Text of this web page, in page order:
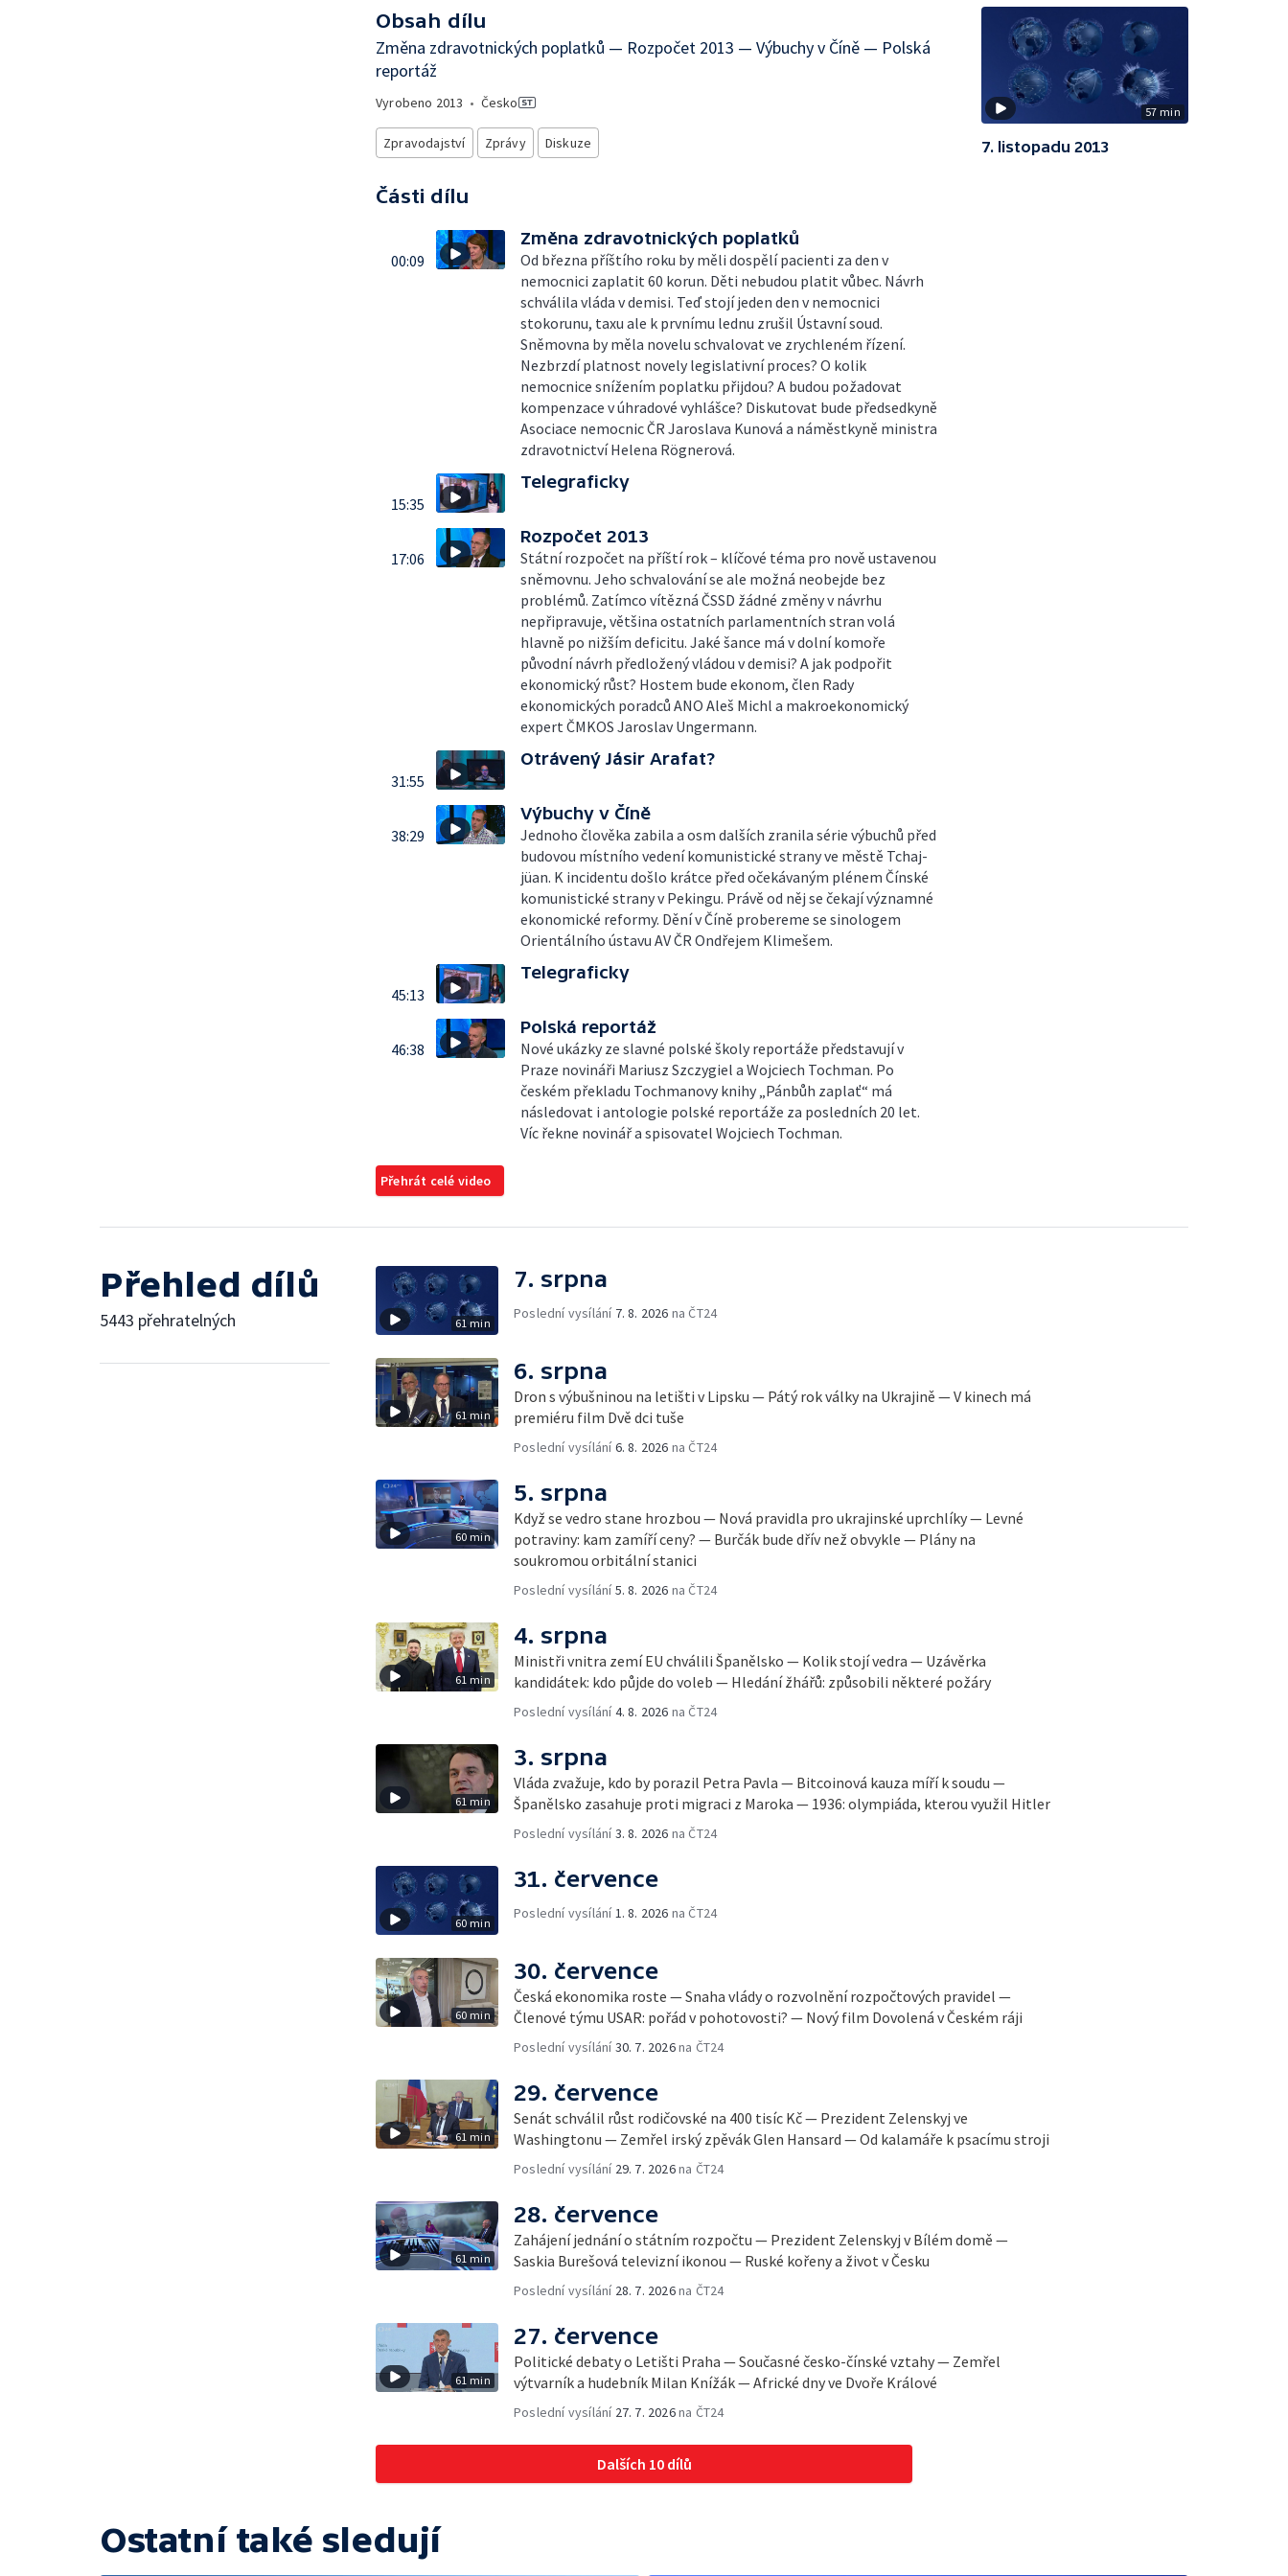
Obsah dílu
Změna zdravotnických poplatků — Rozpočet 2013 — Výbuchy v Číně — Polská
reportáž
Vyrobeno 2013 • Česko
Zpravodajství Zprávy Diskuze
Části dílu
00:09
Změna zdravotnických poplatků
Od března příštího roku by měli dospělí pacienti za den v
nemocnici zaplatit 60 korun. Děti nebudou platit vůbec. Návrh
schválila vláda v demisi. Teď stojí jeden den v nemocnici
stokorunu, taxu ale k prvnímu lednu zrušil Ústavní soud.
Sněmovna by měla novelu schvalovat ve zrychleném řízení.
Nezbrzdí platnost novely legislativní proces? O kolik
nemocnice snížením poplatku přijdou? A budou požadovat
kompenzace v úhradové vyhlášce? Diskutovat bude předsedkyně
Asociace nemocnic ČR Jaroslava Kunová a náměstkyně ministra
zdravotnictví Helena Rögnerová.
15:35
Telegraficky
17:06
Rozpočet 2013
Státní rozpočet na příští rok – klíčové téma pro nově ustavenou
sněmovnu. Jeho schvalování se ale možná neobejde bez
problémů. Zatímco vítězná ČSSD žádné změny v návrhu
nepřipravuje, většina ostatních parlamentních stran volá
hlavně po nižším deficitu. Jaké šance má v dolní komoře
původní návrh předložený vládou v demisi? A jak podpořit
ekonomický růst? Hostem bude ekonom, člen Rady
ekonomických poradců ANO Aleš Michl a makroekonomický
expert ČMKOS Jaroslav Ungermann.
31:55
Otrávený Jásir Arafat?
38:29
Výbuchy v Číně
Jednoho člověka zabila a osm dalších zranila série výbuchů před
budovou místního vedení komunistické strany ve městě Tchaj-
jüan. K incidentu došlo krátce před očekávaným plénem Čínské
komunistické strany v Pekingu. Právě od něj se čekají významné
ekonomické reformy. Dění v Číně probereme se sinologem
Orientálního ústavu AV ČR Ondřejem Klimešem.
45:13
Telegraficky
46:38
Polská reportáž
Nové ukázky ze slavné polské školy reportáže představují v
Praze novináři Mariusz Szczygiel a Wojciech Tochman. Po
českém překladu Tochmanovy knihy „Pánbůh zaplať“ má
následovat i antologie polské reportáže za posledních 20 let.
Víc řekne novinář a spisovatel Wojciech Tochman.
Přehrát celé video
57 min
7. listopadu 2013
Přehled dílů
5443 přehratelných 61 min
7. srpna
Poslední vysílání 7. 8. 2026 na ČT24
61 min
6. srpna
Dron s výbušninou na letišti v Lipsku — Pátý rok války na Ukrajině — V kinech má
premiéru film Dvě dci tuše
Poslední vysílání6. 8. 2026 na ČT24
60 min
5. srpna
Když se vedro stane hrozbou — Nová pravidla pro ukrajinské uprchlíky — Levné
potraviny: kam zamíří ceny? — Burčák bude dřív než obvykle — Plány na
soukromou orbitální stanici
Poslední vysílání5. 8. 2026 na ČT24
61 min
4. srpna
Ministři vnitra zemí EU chválili Španělsko — Kolik stojí vedra — Uzávěrka
kandidátek: kdo půjde do voleb — Hledání žhářů: způsobili některé požáry
Poslední vysílání4. 8. 2026 na ČT24
61 min
3. srpna
Vláda zvažuje, kdo by porazil Petra Pavla — Bitcoinová kauza míří k soudu —
Španělsko zasahuje proti migraci z Maroka — 1936: olympiáda, kterou využil Hitler
Poslední vysílání3. 8. 2026 na ČT24
60 min
31. července
Poslední vysílání1. 8. 2026 na ČT24
60 min
30. července
Česká ekonomika roste — Snaha vlády o rozvolnění rozpočtových pravidel —
Členové týmu USAR: pořád v pohotovosti? — Nový film Dovolená v Českém ráji
Poslední vysílání30. 7. 2026na ČT24
61 min
29. července
Senát schválil růst rodičovské na 400 tisíc Kč — Prezident Zelenskyj ve
Washingtonu — Zemřel irský zpěvák Glen Hansard — Od kalamáře k psacímu stroji
Poslední vysílání 29. 7. 2026na ČT24
61 min
28. července
Zahájení jednání o státním rozpočtu — Prezident Zelenskyj v Bílém domě —
Saskia Burešová televizní ikonou — Ruské kořeny a život v Česku
Poslední vysílání 28. 7. 2026na ČT24
61 min
27. července
Politické debaty o Letišti Praha — Současné česko-čínské vztahy — Zemřel
výtvarník a hudebník Milan Knížák — Africké dny ve Dvoře Králové
Poslední vysílání 27. 7. 2026na ČT24
Dalších 10 dílů
Ostatní také sledují